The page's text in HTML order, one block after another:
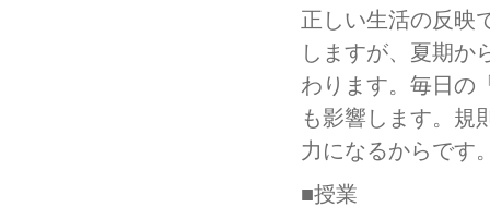
正しい生活の反映
しますが、夏期か
わります。毎日の
も影響します。規
力になるからです
■授業